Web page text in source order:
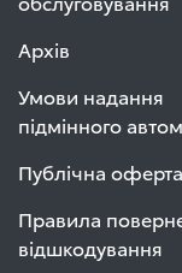
Архів
Умови надання
підмінного
Публічна оферта
Правила
відшкодування